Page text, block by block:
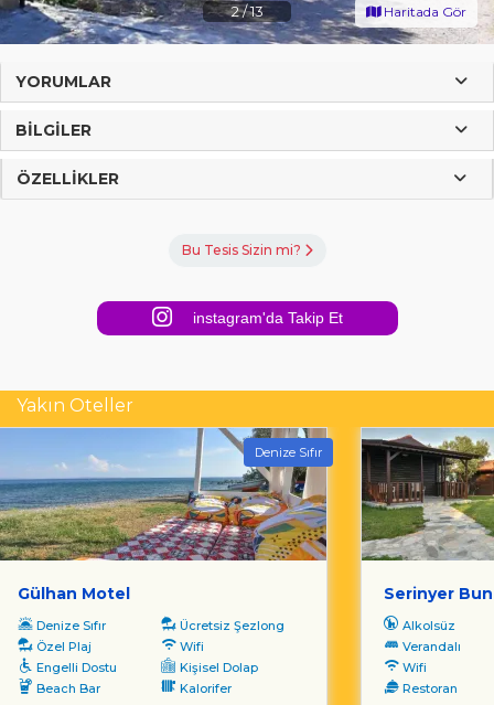
2/13 Haritada Gör
YORUMLAR
BILGILER
ÖZELLIKLER
Bu Tesis Sizin mi?
instagram'da Takip Et
Yakın Oteller
Denize Sıfır
Gülhan Motel
Denize Sıfır
Ücretsiz Şezlong
Özel Plaj
Wifi
Engelli Dostu
Kişisel Dolap
Beach Bar
Kalorifer
Serinyer
Alkolsüz
Verandalı
Wifi
Restoran